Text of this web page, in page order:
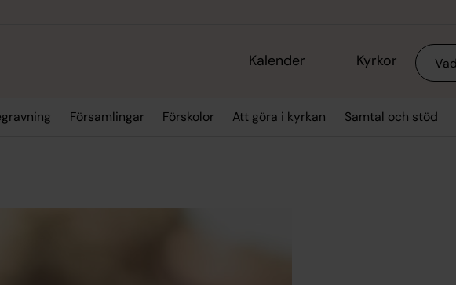
Kalender Kyrkor Sök
Församlingar Förskolor Att göra i kyrkan Samtal och stöd